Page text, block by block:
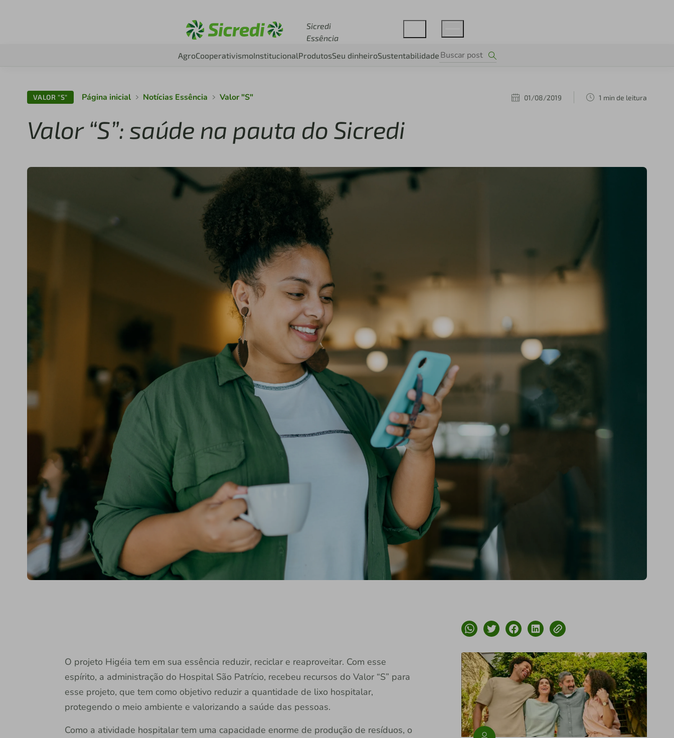
Sicredi
Essência
AgroCooperativismoInstitucionalProdutosSeu dinheiroSustentabilidade
VALOR "S" Página inicial Notícias Essência Valor "S" 01/08/2019 1 min de leitura
Valor “S”: saúde na pauta do Sicredi
O projeto Higéia tem em sua essência reduzir, reciclar e reaproveitar. Com esse
espírito, a administração do Hospital São Patrício, recebeu recursos do Valor “S” para
esse projeto, que tem como objetivo reduzir a quantidade de lixo hospitalar,
protegendo o meio ambiente e valorizando a saúde das pessoas.
Como a atividade hospitalar tem uma capacidade enorme de produção de resíduos, o